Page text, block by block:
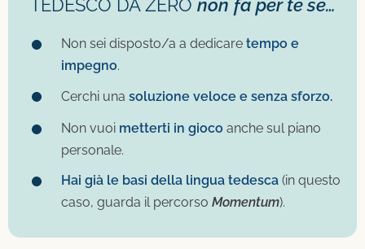
TEDESCO DA ZERO non fa per te se…
Non sei disposto/a a dedicare tempo e
impegno.
Cerchi una soluzione veloce e senza sforzo.
Non vuoi metterti in gioco anche sul piano
personale.
Hai già le basi della lingua tedesca (in questo
caso, guarda il percorso Momentum).